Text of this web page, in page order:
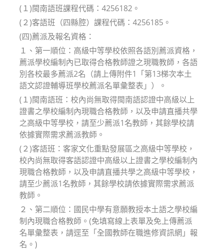
(１)閩南語班課程代碼：4256182。
(２)客語班（四縣腔）課程代碼：4256185。
(四)薦派及報名資格：
１、第一順位：高級中等學校依照各語別薦派資格，
薦派學校編制內已取得合格教師證之現職教師，各語
別各校最多薦派2名（請上傳附件1「第13梯次本土
語文認證輔導班學校薦派名單彙整表」）。
(１)閩南語班：校內尚無取得閩南語認證中高級以上
證書之學校編制內現職合格教師，以及申請直播共學
之高級中等學校，請至少薦派1名教師，其餘學校請
依據實際需求薦派教師。
(２)客語班：客家文化重點發展區之高級中等學校，
校內尚無取得客語認證中高級以上證書之學校編制內
現職合格教師，以及申請直播共學之高級中等學校，
請至少薦派1名教師，其餘學校請依據實際需求薦派
教師。
２、第二順位：國民中學有意願教授本土語之學校編
制內現職合格教師。(免填寫線上表單及免上傳薦派
名單彙整表，請逕至「全國教師在職進修資訊網」報
名。)